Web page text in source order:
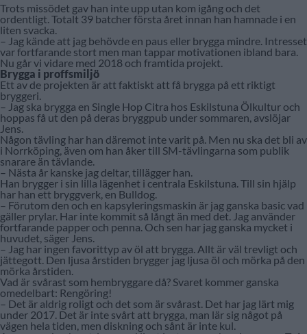
Trots missödet gav han inte upp utan kom igång och det
ordentligt. Totalt 39 batcher första året innan han hamnade i en
liten svacka.
– Jag kände att jag behövde en paus eller brygga mindre. Intresset
var fortfarande stort men man tappar motivationen ibland bara.
Nu går vi vidare med 2018 och framtida projekt.
Brygga i proffsmiljö
Ett av de projekten är att faktiskt att få brygga på ett riktigt
bryggeri.
– Jag ska brygga en Single Hop Citra hos Eskilstuna Ölkultur och
hoppas få ut den på deras bryggpub under sommaren, avslöjar
Jens.
Någon tävling har han däremot inte varit på. Men nu ska det bli av
i Norrköping, även om han åker till SM-tävlingarna som publik
snarare än tävlande.
– Nästa år kanske jag deltar, tillägger han.
Han brygger i sin lilla lägenhet i centrala Eskilstuna. Till sin hjälp
har han ett bryggverk, en Bulldog.
– Förutom den och en kapsyleringsmaskin är jag ganska basic vad
gäller prylar. Har inte kommit så långt än med det. Jag använder
fortfarande papper och penna. Och sen har jag ganska mycket i
huvudet, säger Jens.
– Jag har ingen favorittyp av öl att brygga. Allt är väl trevligt och
jättegott. Den ljusa årstiden brygger jag ljusa öl och mörka på den
mörka årstiden.
Vad är svårast som hembryggare då? Svaret kommer ganska
omedelbart: Rengöring!
– Det är aldrig roligt och det som är svårast. Det har jag lärt mig
under 2017. Det är inte svårt att brygga, man lär sig något på
vägen hela tiden, men diskning och sånt är inte kul.